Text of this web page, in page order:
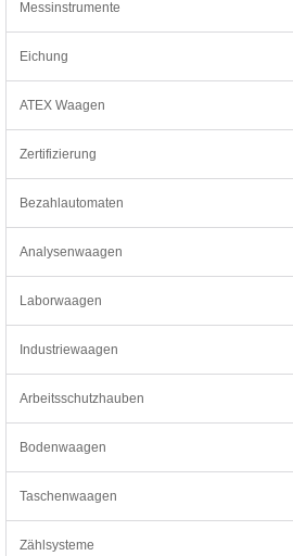
Messinstrumente
Eichung
ATEX Waagen
Zertifizierung
Bezahlautomaten
Analysenwaagen
Laborwaagen
Industriewaagen
Arbeitsschutzhauben
Bodenwaagen
Taschenwaagen
Zählsysteme